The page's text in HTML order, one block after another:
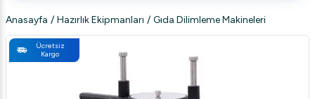
Anasayfa / Hazırlık Ekipmanları / Gıda Dilimleme Makineleri
Ücretsiz
Kargo